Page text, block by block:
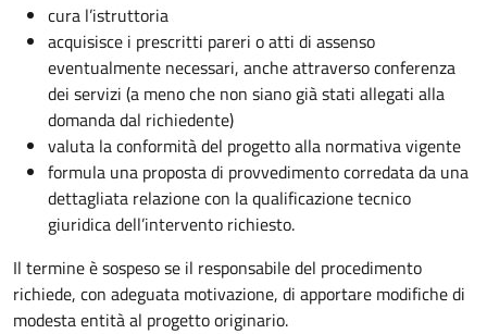
cura l’istruttoria
acquisisce i prescritti pareri o atti di assenso
eventualmente necessari, anche attraverso conferenza
dei servizi (a meno che non siano già stati allegati alla
domanda dal richiedente)
valuta la conformità del progetto alla normativa vigente
formula una proposta di provvedimento corredata da una
dettagliata relazione con la qualificazione tecnico
giuridica dell’intervento richiesto.
Il termine è sospeso se il responsabile del procedimento
richiede, con adeguata motivazione, di apportare modifiche di
modesta entità al progetto originario.